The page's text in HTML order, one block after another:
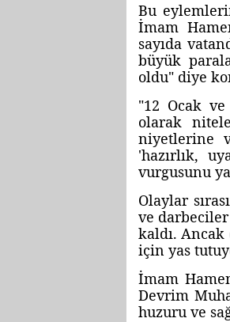
Bu
İmam
sayıda
büyük
oldu" diye
"12 Ocak
olarak
niyetlerine
'hazırlık,
vurgusunu
Olaylar
ve
kaldı.
için yas
İmam
Devrim
huzuru ve